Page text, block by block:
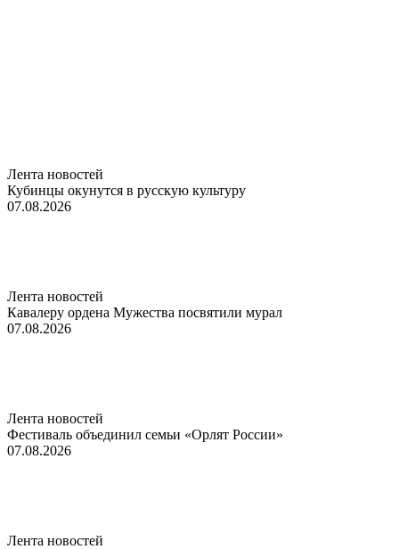
Лента новостей
Кубинцы окунутся в русскую культуру
07.08.2026
Лента новостей
Кавалеру ордена Мужества посвятили мурал
07.08.2026
Лента новостей
Фестиваль объединил семьи «Орлят России»
07.08.2026
Лента новостей